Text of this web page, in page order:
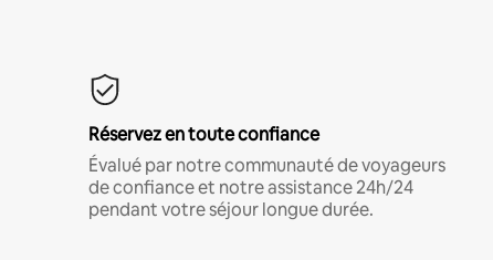
Réservez en toute confiance
Évalué par notre communauté de voyageurs
de confiance et notre assistance 24h/24
pendant votre séjour longue durée.